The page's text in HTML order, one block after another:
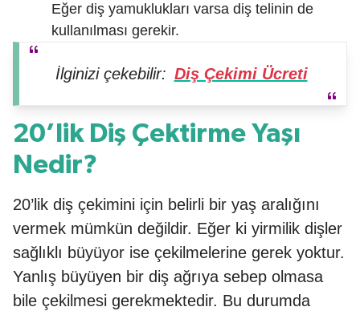
Eğer diş yamuklukları varsa diş telinin de
kullanılması gerekir.
İlginizi çekebilir: Diş Çekimi Ücreti
20’lik Diş Çektirme Yaşı
Nedir?
20’lik diş çekimini için belirli bir yaş aralığını
vermek mümkün değildir. Eğer ki yirmilik dişler
sağlıklı büyüyor ise çekilmelerine gerek yoktur.
Yanlış büyüyen bir diş ağrıya sebep olmasa
bile çekilmesi gerekmektedir. Bu durumda